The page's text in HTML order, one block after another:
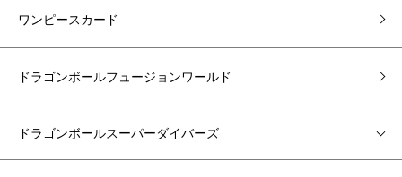
ワンピースカード
ドラゴンボールフュージョンワールド
ドラゴンボールスーパーダイバーズ